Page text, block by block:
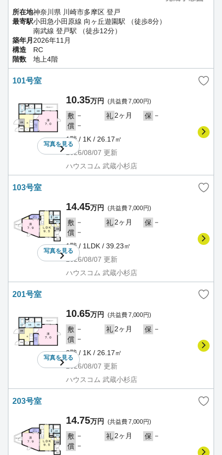
所在地神奈川県 川崎市多摩区 登戸
最寄駅小田急小田原線 向ヶ丘遊園駅 （徒歩8分）
南武線 登戸駅 （徒歩12分）
築年月 2026年11月
構造
RC
階数
地上4階
101号室
写真を見る
10.35万円 (共益費 7,000円)
敷 － 礼2ヶ月 保 －
償 －
1階 / 1K / 26.17㎡
2026/08/07 更新
ハウスコム 武蔵小杉店
103号室
写真を見る
14.45万円 (共益費 7,000円)
敷 － 礼2ヶ月 保 －
償 －
1階 / 1LDK / 39.23㎡
2026/08/07 更新
ハウスコム 武蔵小杉店
201号室
写真を見る
10.65万円 (共益費 7,000円)
敷 － 礼2ヶ月 保 －
償 －
2階 / 1K / 26.17㎡
2026/08/07 更新
ハウスコム 武蔵小杉店
203号室
14.75万円 (共益費 7,000円)
敷 － 礼2ヶ月 保 －
償 －